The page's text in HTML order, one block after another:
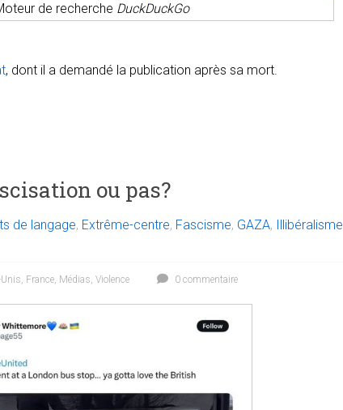
de recherche DuckDuckGo
, dont il a demandé la publication après sa mort.
ou pas?
de langage, Extrême-centre, Fascisme, GAZA, Illibéralisme
, France, Médias, Violence 0 commentaire